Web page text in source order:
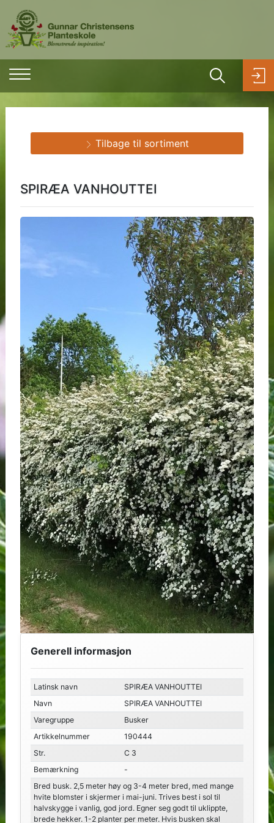
SPIRÆA VANHOUTTEI
Generell informasjon
Latinsk navn
SPIRÆA VANHOUTTEI
Navn
SPIRÆA VANHOUTTEI
Varegruppe
Busker
Artikkelnummer
190444
Str.
C 3
Bemærkning
-
Bred busk. 2,5 meter høy og 3-4 meter bred, med mange
hvite blomster i skjermer i mai-juni. Trives best i sol til
halvskygge i vanlig, god jord. Egner seg godt til uklippte,
brede hekker. 1-2 planter per meter. Hvis busken skal
Tilbage til sortiment